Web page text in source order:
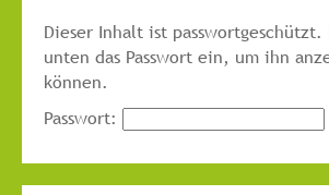
Dieser Inhalt ist
unten das Passwort ein, um ihn
können.
Passwort: